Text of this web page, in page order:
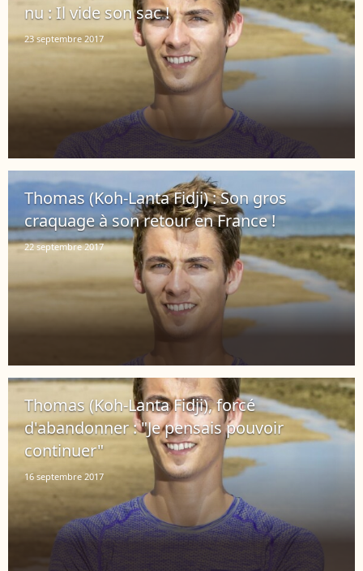
nu : Il vide son sac !
23 septembre 2017
Thomas (Koh-Lanta Fidji) : Son gros
craquage à son retour en France !
22 septembre 2017
Thomas (Koh-Lanta Fidji), forcé
d'abandonner : "Je pensais pouvoir
continuer"
16 septembre 2017